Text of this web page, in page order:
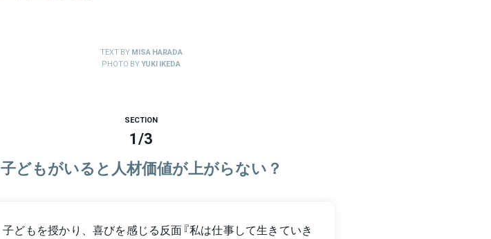
TEXT BYMISA HARADA
PHOTO BYYUKI IKEDA
SECTION
1/3
子どもがいると人材価値が上がらない？
子どもを授かり、喜びを感じる反面『私は仕事して生きていき